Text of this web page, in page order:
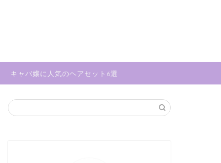
キャバ嬢に人気のヘアセット6選